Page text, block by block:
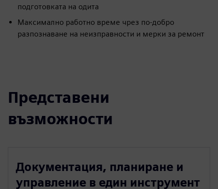
подготовката на одита
Максимално работно време чрез по-добро
разпознаване на неизправности и мерки за ремонт
Представени
възможности
Документация, планиране и
управление в един инструмент